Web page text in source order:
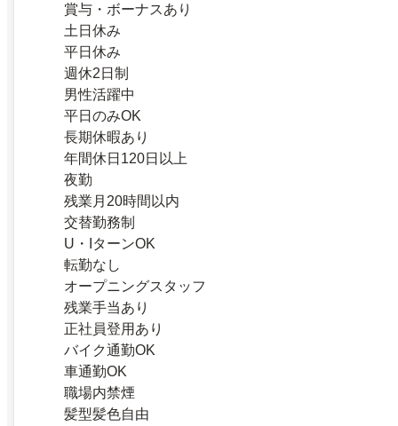
賞与・ボーナスあり
土日休み
平日休み
週休2日制
男性活躍中
平日のみOK
長期休暇あり
年間休日120日以上
夜勤
残業月20時間以内
交替勤務制
U・IターンOK
転勤なし
オープニングスタッフ
残業手当あり
正社員登用あり
バイク通勤OK
車通勤OK
職場内禁煙
髪型髪色自由